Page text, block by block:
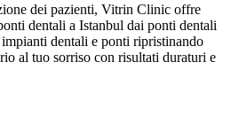
dei pazienti, Vitrin Clinic offre
dentali a Istanbul dai ponti dentali
dentali e ponti ripristinando
al tuo sorriso con risultati duraturi e